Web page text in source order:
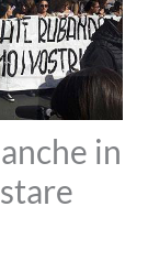
in